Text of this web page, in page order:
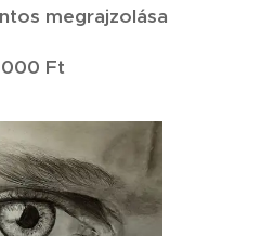
megrajzolása
Ft